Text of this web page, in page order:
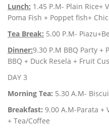
Lunch: 1.45 P.M- Plain Rice+
Poma Fish + Poppet fish+
Tea Break: 5.00 P.M-
Dinner:9.30 P.M BBQ Party +
BBQ + Duck Resela + Fruit
DAY 3
Morning Tea: 5.30 A.M-
Breakfast: 9.00 A.M-Parata +
+ Tea/Coffee